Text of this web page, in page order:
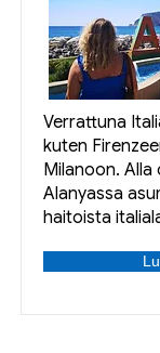
Verrattuna
kuten
Milanoon. Alla
Alanyassa
haitoista